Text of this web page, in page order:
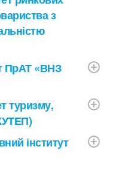
з
ПрАТ «ВНЗ
туризму,
інститут